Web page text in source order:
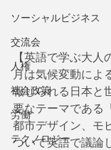
ソーシャルビジネス
交流会
人権
社会政策
労働
テクノロジー
【英語で学ぶ大人
月は気候変動によ
報じられる日本と
要なテーマである
都市デザイン、モ
ついて英語で議論